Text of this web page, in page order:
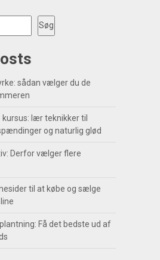
Søg
sådan vælger du de
lær teknikker til
og naturlig glød
Derfor vælger flere
til at købe og sælge
Få det bedste ud af